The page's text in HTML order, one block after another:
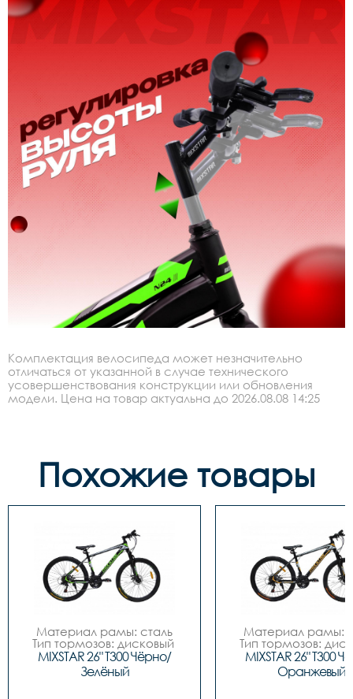
Комплектация велосипеда может незначительно
отличаться от указанной в случае технического
усовершенствования конструкции или обновления
модели. Цена на товар актуальна до 2026.08.08 14:25
Похожие товары
Материал рамы: сталь
Тип тормозов: дисковый
механический
Диаметр колес: 26
Размеры		18"
MIXSTAR 26" T300 Чёрно/
Зелёный
Материал рамы:
Тип тормозов:
Диаметр
Размеры		18"
MIXSTAR 26" T300
Оранжевый